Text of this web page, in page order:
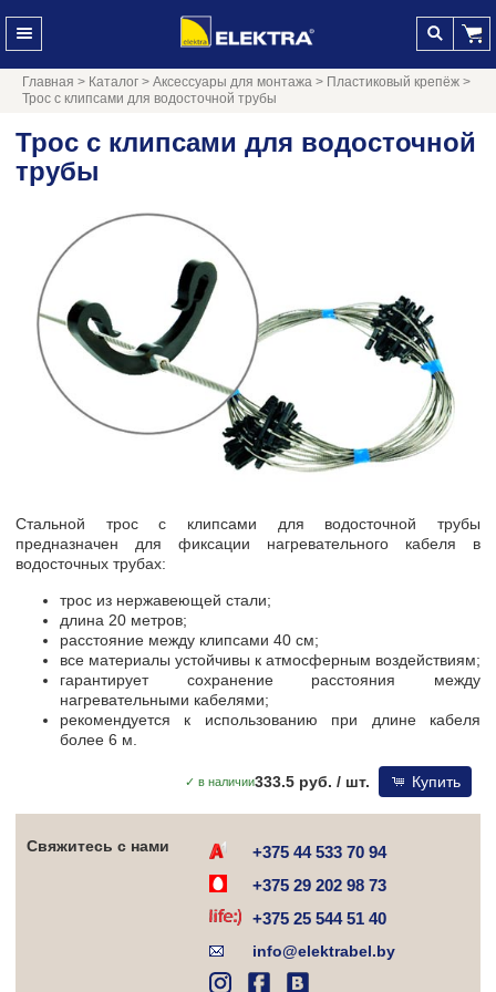
Главная > Каталог > Аксессуары для монтажа > Пластиковый крепёж >
Трос с клипсами для водосточной трубы
Трос с клипсами для водосточной
трубы
Стальной трос с клипсами для водосточной трубы
предназначен для фиксации нагревательного кабеля в
водосточных трубах:
трос из нержавеющей стали;
длина 20 метров;
расстояние между клипсами 40 см;
все материалы устойчивы к атмосферным воздействиям;
гарантирует сохранение расстояния между
нагревательными кабелями;
рекомендуется к использованию при длине кабеля
более 6 м.
✓ в наличии333.5 руб. / шт. Купить
Свяжитесь с нами
+375 44 533 70 94
+375 29 202 98 73
+375 25 544 51 40
info@elektrabel.by